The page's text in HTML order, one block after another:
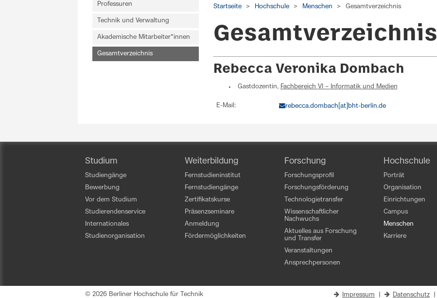
Professuren
Technik und Verwaltung
Akademische Mitarbeiter*innen
Gesamtverzeichnis
Startseite Hochschule Menschen Gesamtverzeichnis
Gesamtverzeichnis
Rebecca Veronika Dombach
Gastdozentin, Fachbereich VI – Informatik und Medien
E-Mail: rebecca.dombach[at]bht-berlin.de
Studium
Studiengänge
Bewerbung
Vor dem Studium
Studierendenservice
Internationales
Studienorganisation
Weiterbildung
Fernstudieninstitut
Fernstudiengänge
Zertifikatskurse
Präsenzseminare
Anmeldung
Fördermöglichkeiten
Forschung
Forschungsprofil
Forschungsförderung
Technologietransfer
Wissenschaftlicher
Nachwuchs
Aktuelles aus Forschung
und Transfer
Veranstaltungen
Ansprechpersonen
Hochschule
Porträt
Organisation
Einrichtungen
Campus
Menschen
Karriere
© 2026 Berliner Hochschule für Technik Impressum Datenschutz